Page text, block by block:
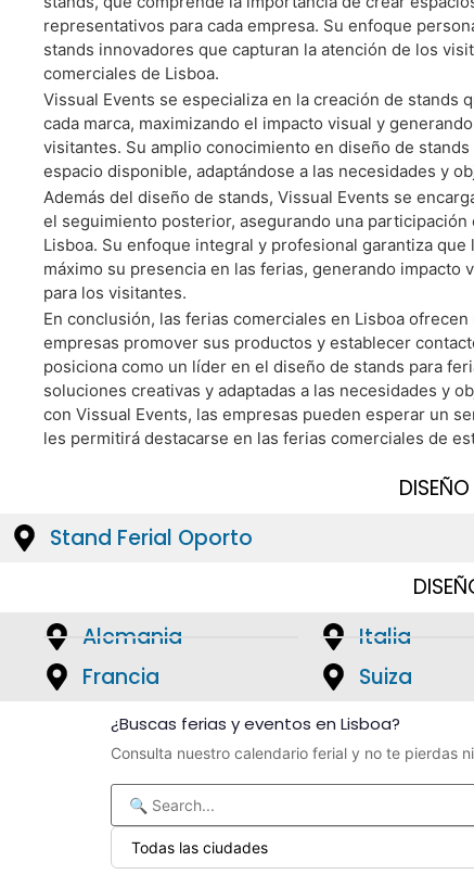
representativos para cada empresa. Su enfoque
stands innovadores que capturan la atención de los
comerciales de Lisboa.
Vissual Events se especializa en la creación de stands
cada marca, maximizando el impacto visual y
visitantes. Su amplio conocimiento en diseño de
espacio disponible, adaptándose a las necesidades y
Además del diseño de stands, Vissual Events se
el seguimiento posterior, asegurando una
Lisboa. Su enfoque integral y profesional garantiza
máximo su presencia en las ferias, generando impacto
para los visitantes.
En conclusión, las ferias comerciales en Lisboa
empresas promover sus productos y establecer
posiciona como un líder en el diseño de stands para
soluciones creativas y adaptadas a las necesidades y
con Vissual Events, las empresas pueden esperar un
les permitirá destacarse en las ferias comerciales de
Stand Ferial Oporto
Alemania
Francia
Italia
Suiza
¿Buscas ferias y eventos en Lisboa?
Consulta nuestro calendario ferial y no te pierdas